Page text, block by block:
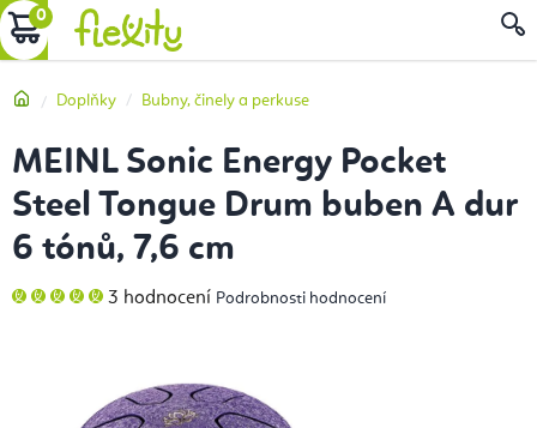
Přejít
na
NÁKUPNÍ
DomůDoplňky Bubny, činely a perkuse
MEINL Sonic Energy Pocket
Steel Tongue Drum buben A dur
6 tónů, 7,6 cm
Průměrné
hodnocení
hvězdiček.
3 hodnocení Podrobnosti hodnocení